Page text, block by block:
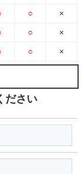
○
○
○
×
×
×
ださい